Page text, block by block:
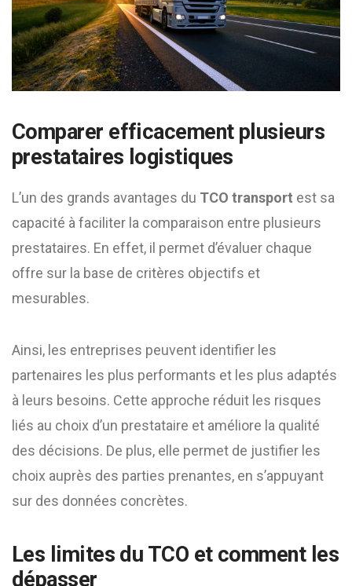
Comparer efficacement plusieurs
prestataires logistiques
L’un des grands avantages du TCO transport est sa
capacité à faciliter la comparaison entre plusieurs
prestataires. En effet, il permet d’évaluer chaque
offre sur la base de critères objectifs et
mesurables.
Ainsi, les entreprises peuvent identifier les
partenaires les plus performants et les plus adaptés
à leurs besoins. Cette approche réduit les risques
liés au choix d’un prestataire et améliore la qualité
des décisions. De plus, elle permet de justifier les
choix auprès des parties prenantes, en s’appuyant
sur des données concrètes.
Les limites du TCO et comment les
dépasser